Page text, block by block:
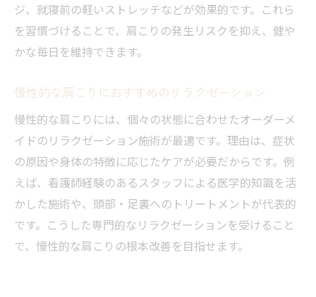
ジ、就寝前の軽いストレッチなどが効果的です。これら
を習慣づけることで、肩こりの発生リスクを抑え、健や
かな毎日を維持できます。
慢性的な肩こりにおすすめのリラクゼーション
慢性的な肩こりには、個々の状態に合わせたオーダーメ
イドのリラクゼーション施術が最適です。理由は、症状
の原因や身体の特徴に応じたケアが必要だからです。例
えば、看護師経験のあるスタッフによる医学的知識を活
かした施術や、頭部・足裏へのトリートメントが代表的
です。こうした専門的なリラクゼーションを受けること
で、慢性的な肩こりの根本改善を目指せます。